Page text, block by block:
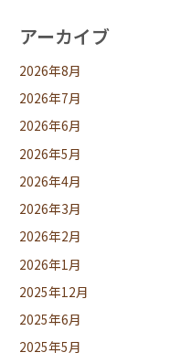
アーカイブ
2026年8月
2026年7月
2026年6月
2026年5月
2026年4月
2026年3月
2026年2月
2026年1月
2025年12月
2025年6月
2025年5月